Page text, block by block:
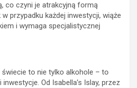
co czyni je atrakcyjną formą
przypadku każdej inwestycji, wiąże
i wymaga specjalistycznej
świecie to nie tylko alkohole – to
inwestycje. Od Isabella’s Islay, przez